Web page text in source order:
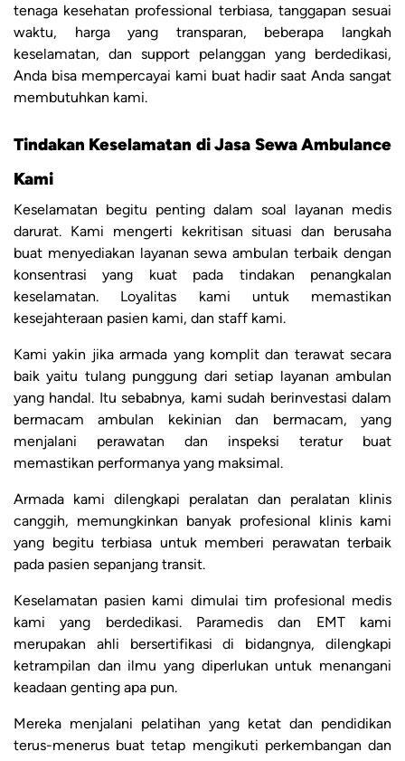
tenaga kesehatan professional terbiasa, tanggapan sesuai
waktu, harga yang transparan, beberapa langkah
keselamatan, dan support pelanggan yang berdedikasi,
Anda bisa mempercayai kami buat hadir saat Anda sangat
membutuhkan kami.
Tindakan Keselamatan di Jasa Sewa Ambulance
Kami
Keselamatan begitu penting dalam soal layanan medis
darurat. Kami mengerti kekritisan situasi dan berusaha
buat menyediakan layanan sewa ambulan terbaik dengan
konsentrasi yang kuat pada tindakan penangkalan
keselamatan. Loyalitas kami untuk memastikan
kesejahteraan pasien kami, dan staff kami.
Kami yakin jika armada yang komplit dan terawat secara
baik yaitu tulang punggung dari setiap layanan ambulan
yang handal. Itu sebabnya, kami sudah berinvestasi dalam
bermacam ambulan kekinian dan bermacam, yang
menjalani perawatan dan inspeksi teratur buat
memastikan performanya yang maksimal.
Armada kami dilengkapi peralatan dan peralatan klinis
canggih, memungkinkan banyak profesional klinis kami
yang begitu terbiasa untuk memberi perawatan terbaik
pada pasien sepanjang transit.
Keselamatan pasien kami dimulai tim profesional medis
kami yang berdedikasi. Paramedis dan EMT kami
merupakan ahli bersertifikasi di bidangnya, dilengkapi
ketrampilan dan ilmu yang diperlukan untuk menangani
keadaan genting apa pun.
Mereka menjalani pelatihan yang ketat dan pendidikan
terus-menerus buat tetap mengikuti perkembangan dan